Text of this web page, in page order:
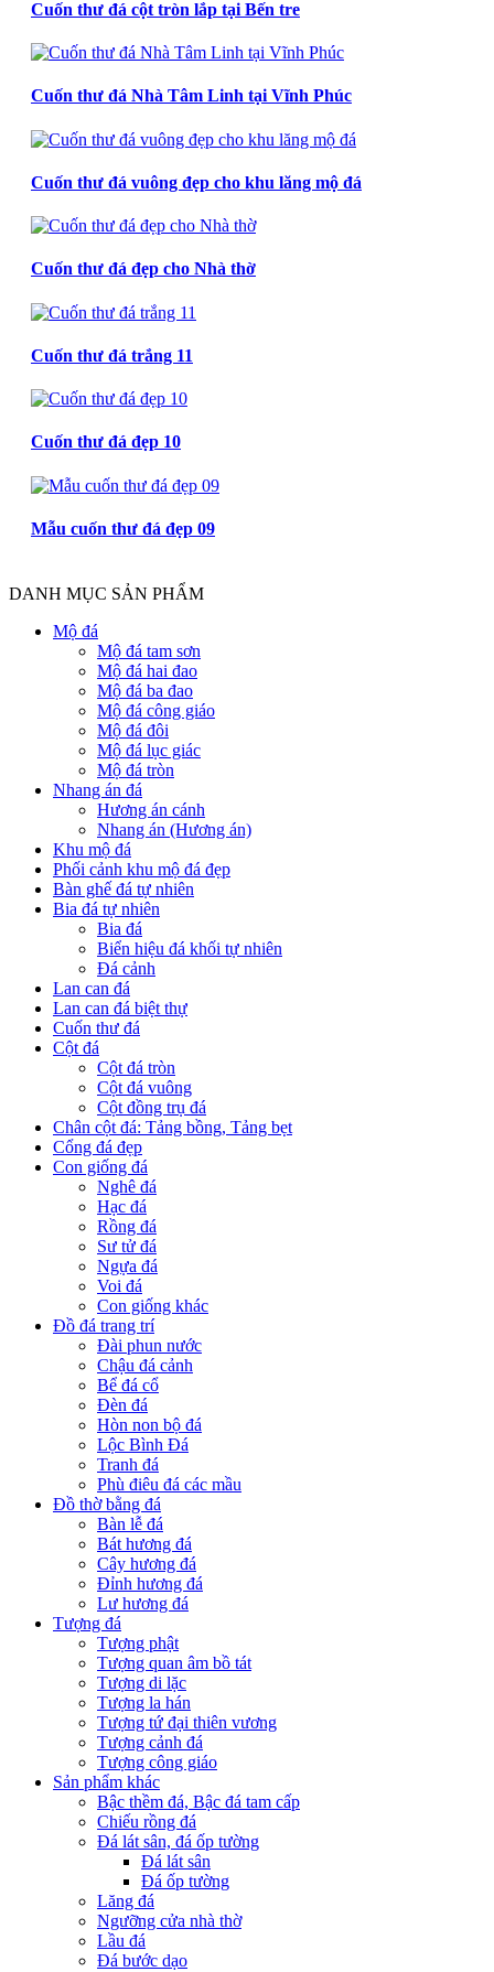
Cuốn thư đá cột tròn lắp tại Bến tre
Cuốn thư đá Nhà Tâm Linh tại Vĩnh Phúc
Cuốn thư đá vuông đẹp cho khu lăng mộ đá
Cuốn thư đá đẹp cho Nhà thờ
Cuốn thư đá trắng 11
Cuốn thư đá đẹp 10
Mẫu cuốn thư đá đẹp 09
DANH MỤC SẢN PHẨM
Mộ đá
Mộ đá tam sơn
Mộ đá hai đao
Mộ đá ba đao
Mộ đá công giáo
Mộ đá đôi
Mộ đá lục giác
Mộ đá tròn
Nhang án đá
Hương án cánh
Nhang án (Hương án)
Khu mộ đá
Phối cảnh khu mộ đá đẹp
Bàn ghế đá tự nhiên
Bia đá tự nhiên
Bia đá
Biển hiệu đá khối tự nhiên
Đá cảnh
Lan can đá
Lan can đá biệt thự
Cuốn thư đá
Cột đá
Cột đá tròn
Cột đá vuông
Cột đồng trụ đá
Chân cột đá: Tảng bồng, Tảng bẹt
Cổng đá đẹp
Con giống đá
Nghê đá
Hạc đá
Rồng đá
Sư tử đá
Ngựa đá
Voi đá
Con giống khác
Đồ đá trang trí
Đài phun nước
Chậu đá cảnh
Bể đá cổ
Đèn đá
Hòn non bộ đá
Lộc Bình Đá
Tranh đá
Phù điêu đá các mầu
Đồ thờ bằng đá
Bàn lễ đá
Bát hương đá
Cây hương đá
Đỉnh hương đá
Lư hương đá
Tượng đá
Tượng phật
Tượng quan âm bồ tát
Tượng di lặc
Tượng la hán
Tượng tứ đại thiên vương
Tượng cảnh đá
Tượng công giáo
Sản phẩm khác
Bậc thềm đá, Bậc đá tam cấp
Chiếu rồng đá
Đá lát sân, đá ốp tường
Đá lát sân
Đá ốp tường
Lăng đá
Ngưỡng cửa nhà thờ
Lầu đá
Đá bước dạo